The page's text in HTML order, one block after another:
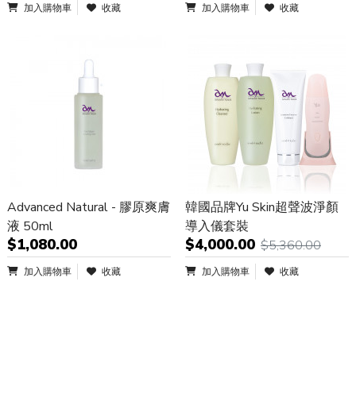
加入購物車 收藏 加入購物車 收藏
Advanced Natural - 膠原爽膚
液 50ml
$1,080.00
加入購物車 收藏
韓國品牌Yu Skin超聲波淨顏
導入儀套裝
$4,000.00 $5,360.00
加入購物車 收藏